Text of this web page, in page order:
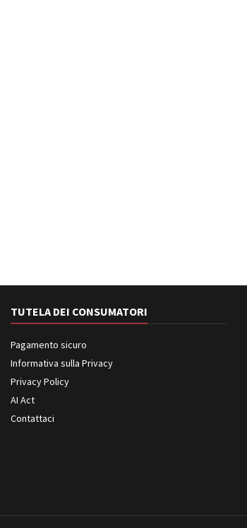
TUTELA DEI CONSUMATORI
Pagamento sicuro
Informativa sulla Privacy
Privacy Policy
AI Act
Contattaci